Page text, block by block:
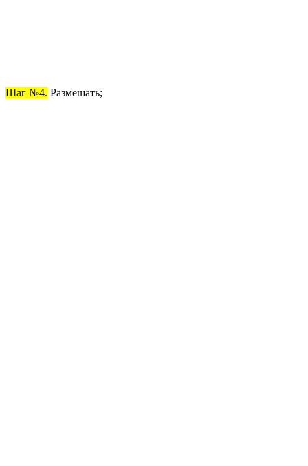
Шаг №4. Размешать;